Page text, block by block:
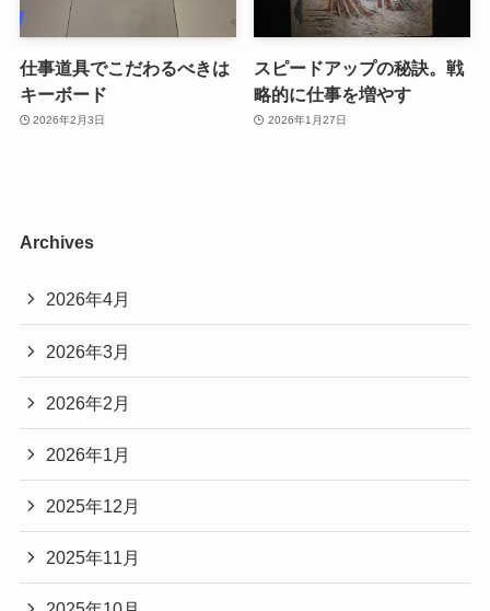
仕事道具でこだわるべきは
キーボード
2026年2月3日
スピードアップの秘訣。戦
略的に仕事を増やす
2026年1月27日
Archives
2026年4月
2026年3月
2026年2月
2026年1月
2025年12月
2025年11月